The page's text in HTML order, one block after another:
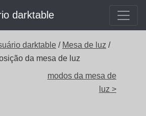
darktable
darktable / Mesa de luz /
da mesa de luz
modos da mesa de
luz >